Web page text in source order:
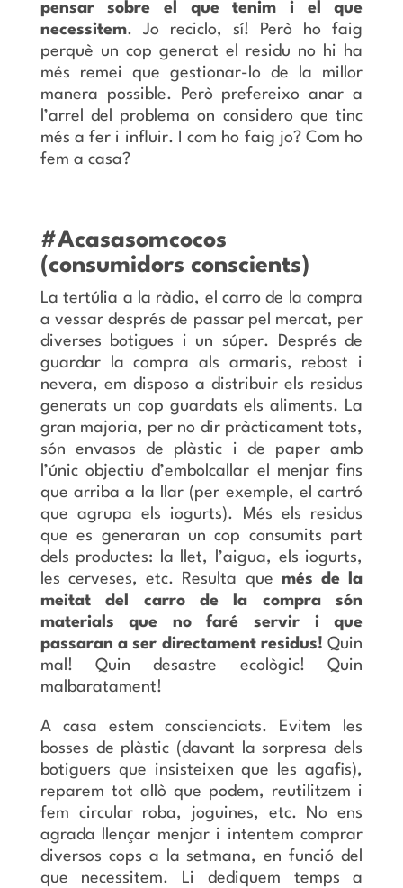
pensar sobre el que tenim i el que
necessitem. Jo reciclo, sí! Però ho faig
perquè un cop generat el residu no hi ha
més remei que gestionar-lo de la millor
manera possible. Però prefereixo anar a
l’arrel del problema on considero que tinc
més a fer i influir. I com ho faig jo? Com ho
fem a casa?
#Acasasomcocos
(consumidors conscients)
La tertúlia a la ràdio, el carro de la compra
a vessar després de passar pel mercat, per
diverses botigues i un súper. Després de
guardar la compra als armaris, rebost i
nevera, em disposo a distribuir els residus
generats un cop guardats els aliments. La
gran majoria, per no dir pràcticament tots,
són envasos de plàstic i de paper amb
l’únic objectiu d’embolcallar el menjar fins
que arriba a la llar (per exemple, el cartró
que agrupa els iogurts). Més els residus
que es generaran un cop consumits part
dels productes: la llet, l’aigua, els iogurts,
les cerveses, etc. Resulta que més de
la
meitat del carro de la compra són
materials que no faré servir i que
passaran a ser directament residus! Quin
mal! Quin desastre ecològic! Quin
malbaratament!
A casa estem conscienciats. Evitem les
bosses de plàstic (davant la sorpresa dels
botiguers que insisteixen que les agafis),
reparem tot allò que podem, reutilitzem i
fem circular roba, joguines, etc. No ens
agrada llençar menjar i intentem comprar
diversos cops a la setmana, en funció del
que necessitem. Li dediquem temps a